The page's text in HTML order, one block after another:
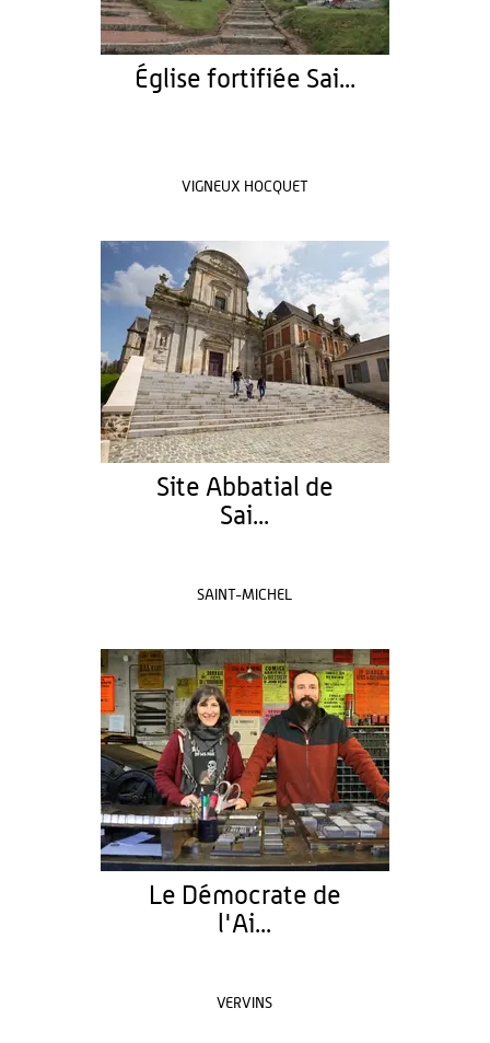
Église fortifiée Sai...
VIGNEUX HOCQUET
Site Abbatial de
Sai...
SAINT-MICHEL
Le Démocrate de
l'Ai...
VERVINS